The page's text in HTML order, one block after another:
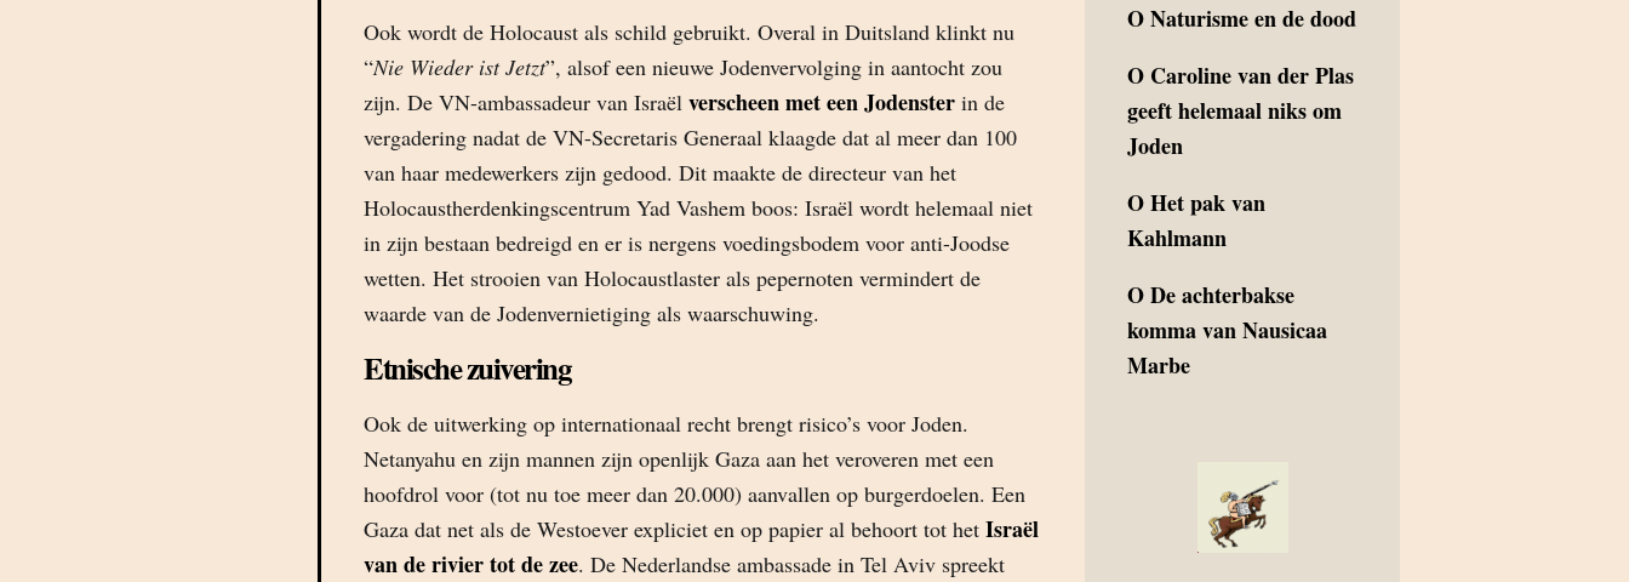
Ook wordt de Holocaust als schild gebruikt. Overal in Duitsland klinkt nu
“Nie Wieder ist Jetzt”, alsof een nieuwe Jodenvervolging in aantocht zou
zijn. De VN-ambassadeur van Israël verscheen met een Jodenster in de
vergadering nadat de VN-Secretaris Generaal klaagde dat al meer dan 100
van haar medewerkers zijn gedood. Dit maakte de directeur van het
Holocaustherdenkingscentrum Yad Vashem boos: Israël wordt helemaal niet
in zijn bestaan bedreigd en er is nergens voedingsbodem voor anti-Joodse
wetten. Het strooien van Holocaustlaster als pepernoten vermindert de
waarde van de Jodenvernietiging als waarschuwing.
Etnische zuivering
Ook de uitwerking op internationaal recht brengt risico’s voor Joden.
Netanyahu en zijn mannen zijn openlijk Gaza aan het veroveren met een
hoofdrol voor (tot nu toe meer dan 20.000) aanvallen op burgerdoelen. Een
Gaza dat net als de Westoever expliciet en op papier al behoort tot het Israël
van de rivier tot de zee. De Nederlandse ambassade in Tel Aviv spreekt
ONaturisme en de dood
O Caroline van der Plas
geeft helemaal niks om
Joden
OHet pak van
Kahlmann
ODe achterbakse
komma van Nausicaa
Marbe